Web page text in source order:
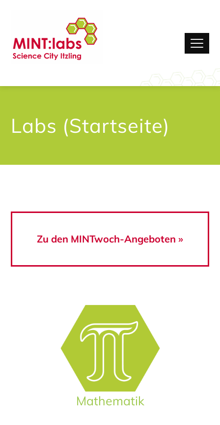
Labs (Startseite)
Zu den MINTwoch-Angeboten »
Mathematik